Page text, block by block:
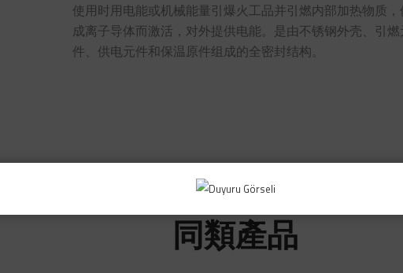
使用时用电能或机械能量引爆火工品并引燃内部加热物质
成离子导体而激活，对外提供电能。是由不锈钢外壳、引
件、供电元件和保温原件组成的全密封结构。
~ Başarı Global Savunma Sanayi Teknolojileri A.Ş. ~
同類產品